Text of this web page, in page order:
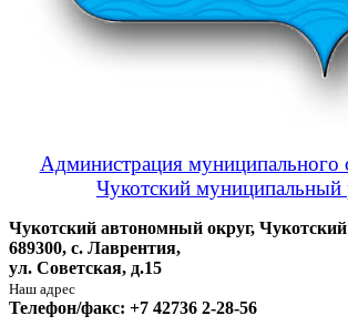
Администрация муниципального
Чукотский муниципальный
Чукотский автономный округ,
689300, с. Лаврентия,
ул. Советская, д.15
Наш адрес
Телефон/факс: +7 42736 2-28-56